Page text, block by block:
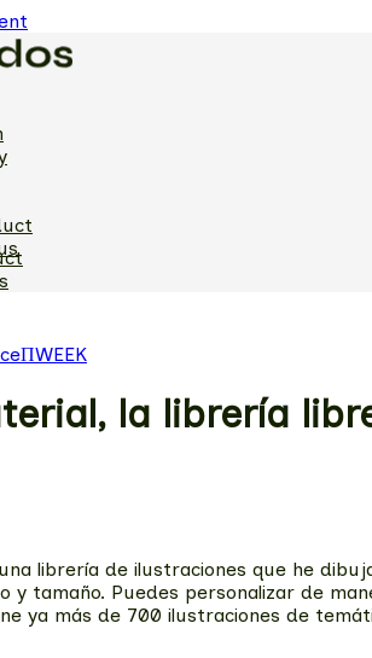
ΠWEEK
la librería
librería de ilustraciones que he
y tamaño. Puedes personalizar de
ya más de 700 ilustraciones de